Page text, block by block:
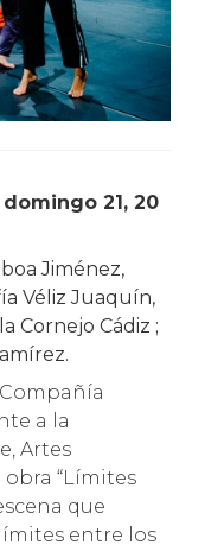
Jiménez,
Véliz Juaquín,
Cornejo Cádiz ;
a la
Artes
obra “Límites
que
entre los